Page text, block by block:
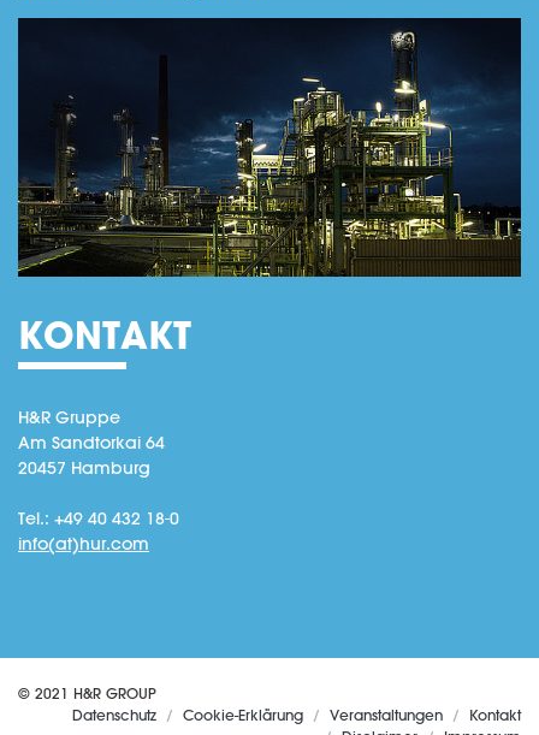
KONTAKT
H&R Gruppe
Am Sandtorkai 64
20457 Hamburg
Tel.: +49 40 432 18-0
info(at)hur.com
© 2021 H&R GROUP
Datenschutz
Cookie-Erklärung Veranstaltungen
Kontakt